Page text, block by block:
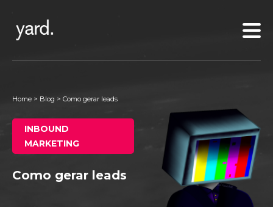
Home > Blog > Como gerar leads
INBOUND
MARKETING
Como gerar leads